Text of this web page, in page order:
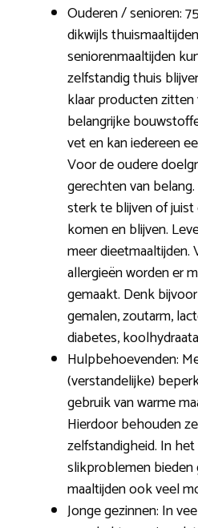
Ouderen / senioren:
dikwijls
seniorenmaaltijden
zelfstandig thuis
klaar producten
belangrijke
vet en kan iedereen
Voor de oudere
gerechten van
sterk te blijven of
komen en blijven.
meer dieetmaaltijden.
allergieën worden er
gemaakt. Denk
gemalen, zoutarm,
diabetes,
Hulpbehoevenden:
(verstandelijke)
gebruik van warme
Hierdoor behouden
zelfstandigheid. In
slikproblemen
maaltijden ook veel
Jonge gezinnen: In